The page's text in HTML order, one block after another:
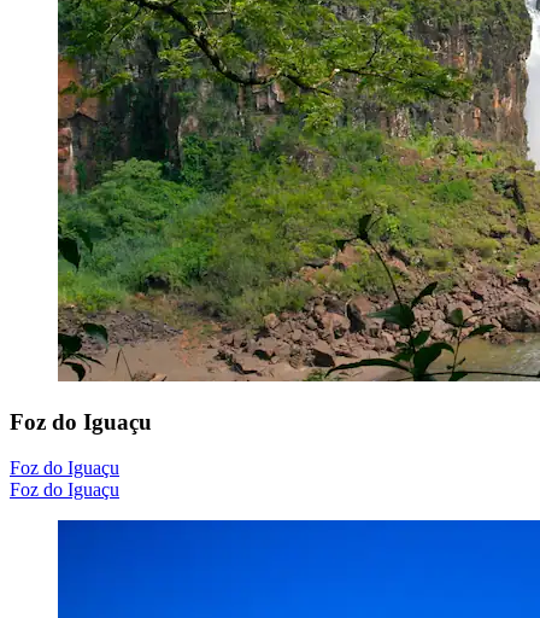
Foz do Iguaçu
Foz do Iguaçu
Foz do Iguaçu